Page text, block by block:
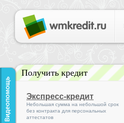
Получить кредит
Экспресс-кредит
Небольшая сумма на небольшой срок
без контракта для персональных
аттестатов